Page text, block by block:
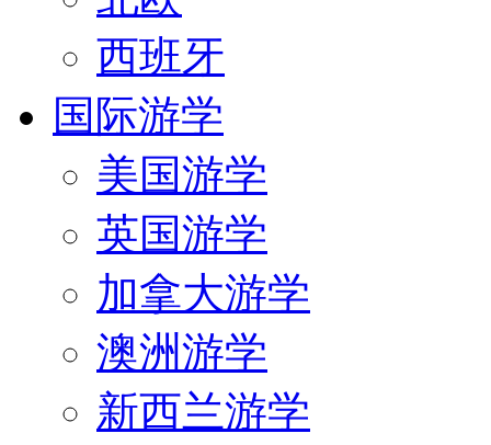
西班牙
国际游学
美国游学
英国游学
加拿大游学
澳洲游学
新西兰游学